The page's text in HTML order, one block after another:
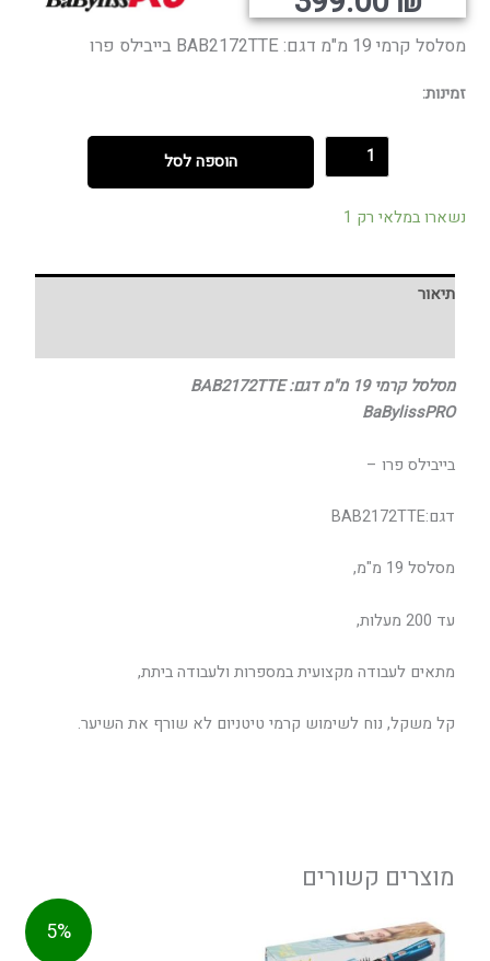
מסלסל קרמי 19 מ"מ דגם: BAB2172TTE בייבילס פרו
היה:
הוא:
זמינות:
הוספה לסל
נשארו במלאי רק 1
תיאור
מסלסל קרמי 19 מ"מ דגם: BAB2172TTE
BaBylissPRO
בייבילס פרו –
דגם:BAB2172TTE
מסלסל 19 מ"מ,
עד 200 מעלות,
מתאים לעבודה מקצועית במספרות ולעבודה ביתת,
קל משקל, נוח לשימוש קרמי טיטניום לא שורף את השיער.
מוצרים קשורים
5%